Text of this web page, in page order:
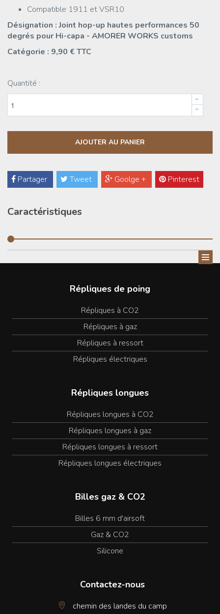
Compatible 1911 et VSR10
Désignation : Joint hop-up hautes performances 50
degrés pour Hi-capa - AMORER WORKS customs
Catégorie : 9,90 € TTC
Quantité :
Partager Tweet Goolge + Pinterest
Caractéristiques
Répliques de poing
Répliques à CO2
Répliques à gaz
Répliques à ressort
Répliques électriques
Répliques longues
Répliques longues à CO2
Répliques longues à gaz
Répliques longues à ressort
Répliques longues électriques
Billes gaz & CO2
Billes 6 mm d'airsoft
Gaz & CO2
Silicone
Contactez-nous
chemin des landes du camp